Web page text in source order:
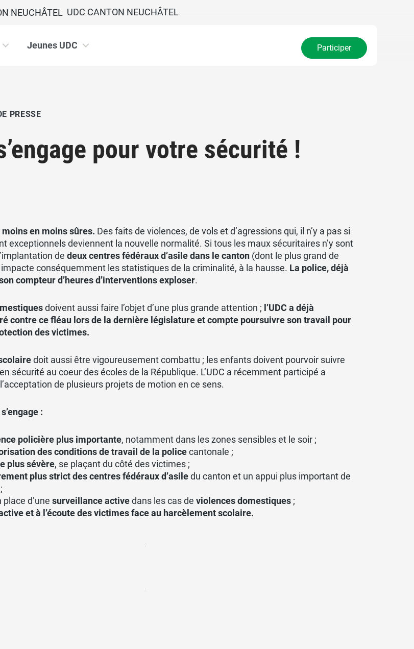
UDC CANTON NEUCHÂTEL
Jeunes UDC Participer
PRESSE
s’engage pour votre sécurité !
en moins sûres. Des faits de violences, de vols et d’agressions qui, il n’y a pas si
exceptionnels deviennent la nouvelle normalité. Si tous les maux sécuritaires n’y sont
dedeux centres fédéraux d’asile dans le canton (dont le plus grand de
conséquemment les statistiques de la criminalité, à la hausse. La police, déjà
compteur d’heures d’interventions exploser.
doivent aussi faire l’objet d’une plus grande attention ; l’UDC a déjà
contre ce fléau lors de la dernière législature et compte poursuivre son travail pour
des victimes.
doit aussi être vigoureusement combattu ; les enfants doivent pourvoir suivre
sécurité au coeur des écoles de la République. L’UDC a récemment participé a
l’acceptation de plusieurs projets de motion en ce sens.
:
policière plus importante, notamment dans les zones sensibles et le soir ;
des conditions de travail de la policecantonale ;
plus sévère, se plaçant du côté des victimes ;
plus strict des centres fédéraux d’asiledu canton et un appui plus important de
place d’unesurveillance activedans les cas deviolences domestiques ;
et à l’écoute des victimes face au harcèlement scolaire.